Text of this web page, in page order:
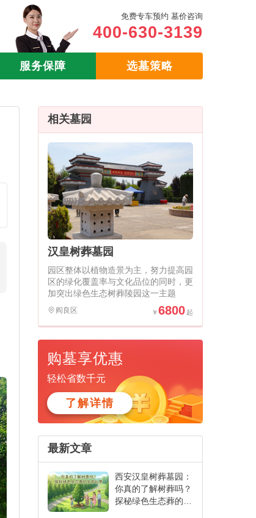
免费专车预约 墓价咨询
400-630-3139
服务保障 选墓策略
相关墓园
汉皇树葬墓园
园区整体以植物造景为主，努力提高园
区的绿化覆盖率与文化品位的同时，更
加突出绿色生态树葬陵园这一主题
阎良区 6800
购墓享优惠
轻松省数千元
了解详情
最新文章
西安汉皇树葬墓园：
你真的了解树葬吗？
探秘绿色生态葬的生